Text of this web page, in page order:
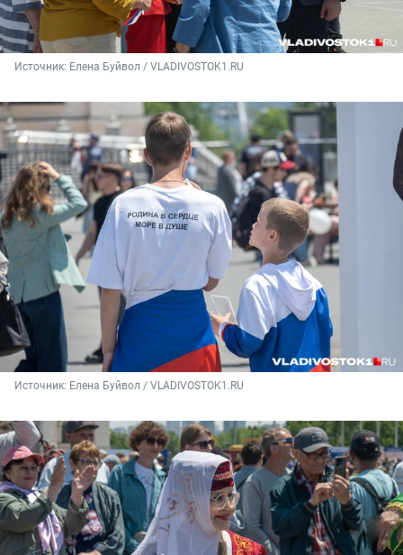
Источник: Елена Буйвол / VLADIVOSTOK1.RU
Источник: Елена Буйвол / VLADIVOSTOK1.RU